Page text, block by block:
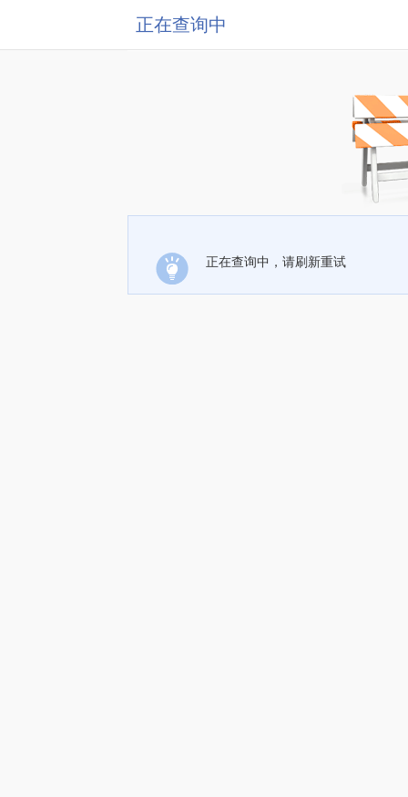
正在查询中
正在查询中，请刷新重试